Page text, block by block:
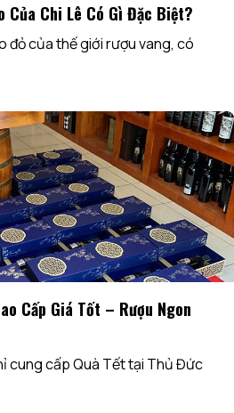
Của Chi Lê Có Gì Đặc Biệt?
đỏ của thế giới rượu vang, có
Cấp Giá Tốt – Rượu Ngon
cung cấp Quà Tết tại Thủ Đức